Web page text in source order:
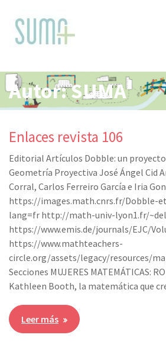
content
Autor:SUMA
Enlaces revista 106
Editorial Artículos Dobble: un proyecto
Geometría Proyectiva José Ángel Cid
Corral, Carlos Ferreiro García e Iria
https://images.math.cnrs.fr/Dobble-
lang=fr http://math-univ-lyon1.fr/
https://www.emis.de/journals/EJC/
https://www.mathteachers­
circle.org/assets/legacy/resources/
Secciones MUJERES MATEMÁTICAS:
Kathleen Booth, la matemática que
Leer más